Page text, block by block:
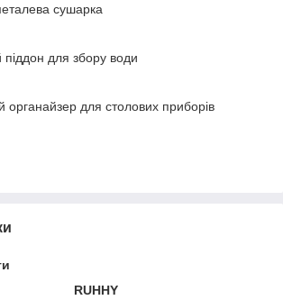
сушарка
піддон для збору води
органайзер для столових приборів
RUHHY